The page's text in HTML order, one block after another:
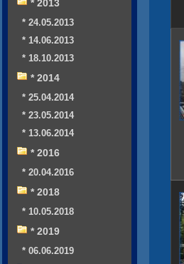
* 2013
* 24.05.2013
* 14.06.2013
* 18.10.2013
* 2014
* 25.04.2014
* 23.05.2014
* 13.06.2014
* 2016
* 20.04.2016
* 2018
* 10.05.2018
* 2019
* 06.06.2019